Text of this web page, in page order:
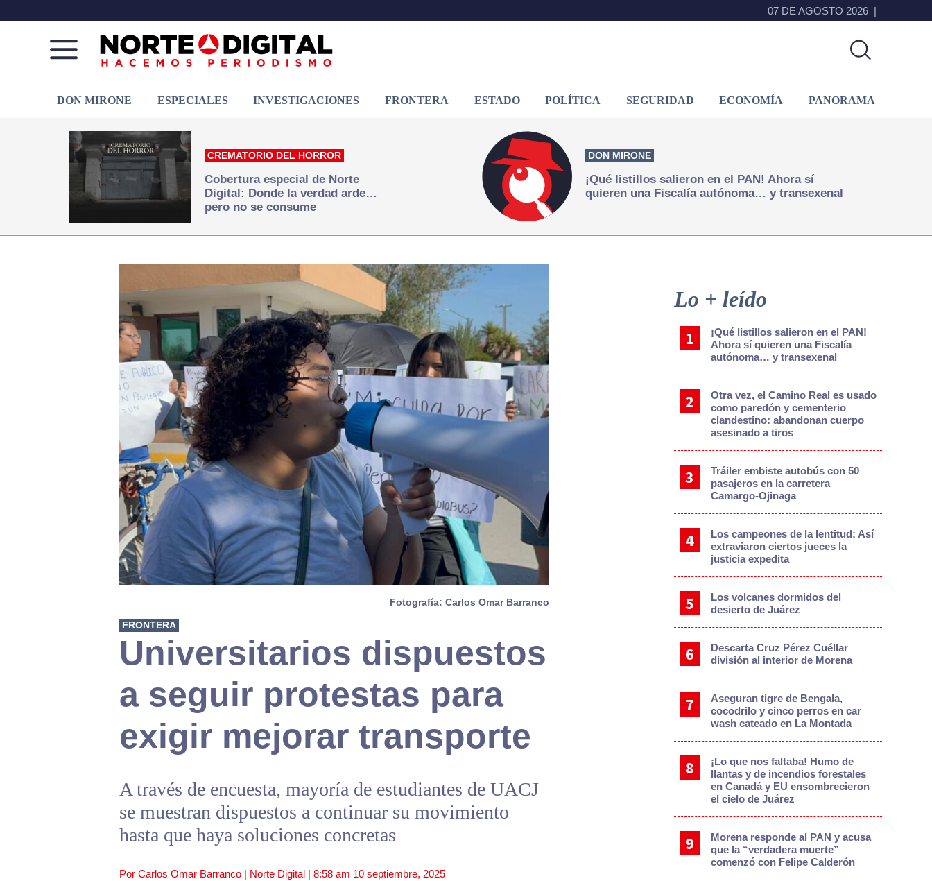
07 DE AGOSTO 2026
de
Juárez
que
hacemos periodismo
DON MIRONE ESPECIALES INVESTIGACIONES FRONTERA ESTADO POLÍTICA SEGURIDAD ECONOMÍA PANORAMA
CREMATORIO DEL HORROR
Cobertura especial de Norte
Digital: Donde la verdad arde…
pero no se consume
DON MIRONE
¡Qué listillos salieron en el PAN! Ahora sí
quieren una Fiscalía autónoma… y transexenal
Fotografía: Carlos Omar Barranco
FRONTERA
Universitarios dispuestos
a seguir protestas para
exigir mejorar transporte
A través de encuesta, mayoría de estudiantes de UACJ
se muestran dispuestos a continuar su movimiento
hasta que haya soluciones concretas
Por Carlos Omar Barranco | Norte Digital | 8:58 am 10 septiembre, 2025
Sidebar
Lo + leído
¡Qué listillos salieron en el PAN!
Ahora sí quieren una Fiscalía
autónoma… y transexenal
Otra vez, el Camino Real es usado
como paredón y cementerio
clandestino: abandonan cuerpo
asesinado a tiros
Tráiler embiste autobús con 50
pasajeros en la carretera
Camargo-Ojinaga
Los campeones de la lentitud: Así
extraviaron ciertos jueces la
justicia expedita
Los volcanes dormidos del
desierto de Juárez
Descarta Cruz Pérez Cuéllar
división al interior de Morena
Aseguran tigre de Bengala,
cocodrilo y cinco perros en car
wash cateado en La Montada
¡Lo que nos faltaba! Humo de
llantas y de incendios forestales
en Canadá y EU ensombrecieron
el cielo de Juárez
Morena responde al PAN y acusa
que la “verdadera muerte”
comenzó con Felipe Calderón